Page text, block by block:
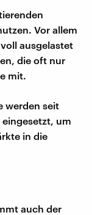
Vor allem
ausgelastet
die oft nur
mit.
werden seit
um
in die
auch der